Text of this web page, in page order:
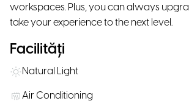
workspaces. Plus, you can always
take your experience to the next level.
Facilități
Natural Light
Air Conditioning